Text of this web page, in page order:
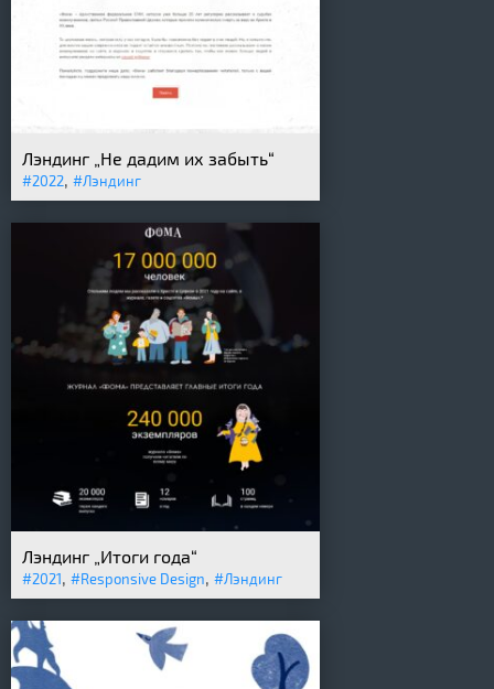
Лэндинг „Не дадим их забыть“
#2022, #Лэндинг
Лэндинг „Итоги года“
#2021, #Responsive Design, #Лэндинг